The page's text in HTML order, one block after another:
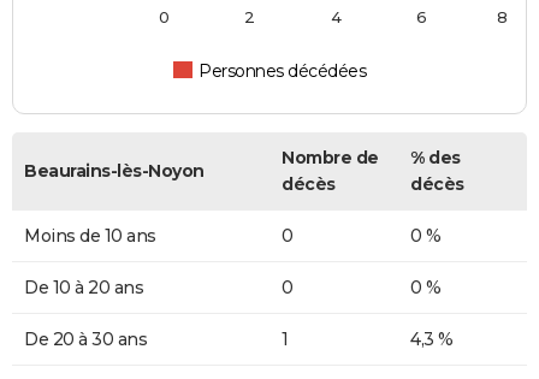
Personnes décédées
0 2 4 6 8
Beaurains-lès-Noyon
Nombre de
décès
% des
décès
Moins de 10 ans 0 0 %
De 10 à 20 ans 0 0 %
De 20 à 30 ans 1 4,3 %